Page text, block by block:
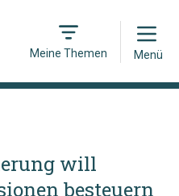
Meine Themen
Open
Menü
will
besteuern